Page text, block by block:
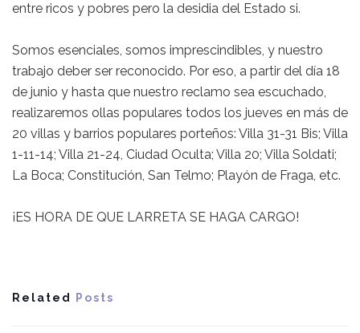
entre ricos y pobres pero la desidia del Estado si.
Somos esenciales, somos imprescindibles, y nuestro
trabajo deber ser reconocido. Por eso, a partir del día 18
de junio y hasta que nuestro reclamo sea escuchado,
realizaremos ollas populares todos los jueves en más de
20 villas y barrios populares porteños: Villa 31-31 Bis; Villa
1-11-14; Villa 21-24, Ciudad Oculta; Villa 20; Villa Soldati;
La Boca; Constitución, San Telmo; Playón de Fraga, etc.
¡ES HORA DE QUE LARRETA SE HAGA CARGO!
Related Posts